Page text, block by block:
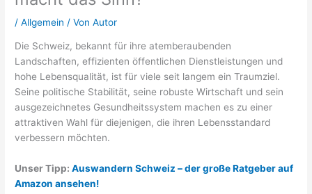
/Allgemein / VonAutor
Die Schweiz, bekannt für ihre atemberaubenden
Landschaften, effizienten öffentlichen Dienstleistungen und
hohe Lebensqualität, ist für viele seit langem ein Traumziel.
Seine politische Stabilität, seine robuste Wirtschaft und sein
ausgezeichnetes Gesundheitssystem machen es zu einer
attraktiven Wahl für diejenigen, die ihren Lebensstandard
verbessern möchten.
Unser Tipp:Auswandern Schweiz – der große Ratgeber auf
Amazon ansehen!